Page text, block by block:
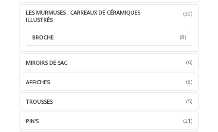
LES MURMUSES : CARREAUX DE CÉRAMIQUES
ILLUSTRÉS
(30)
BROCHE (8)
MIROIRS DE SAC (6)
AFFICHES (8)
TROUSSES (5)
PIN'S (21)